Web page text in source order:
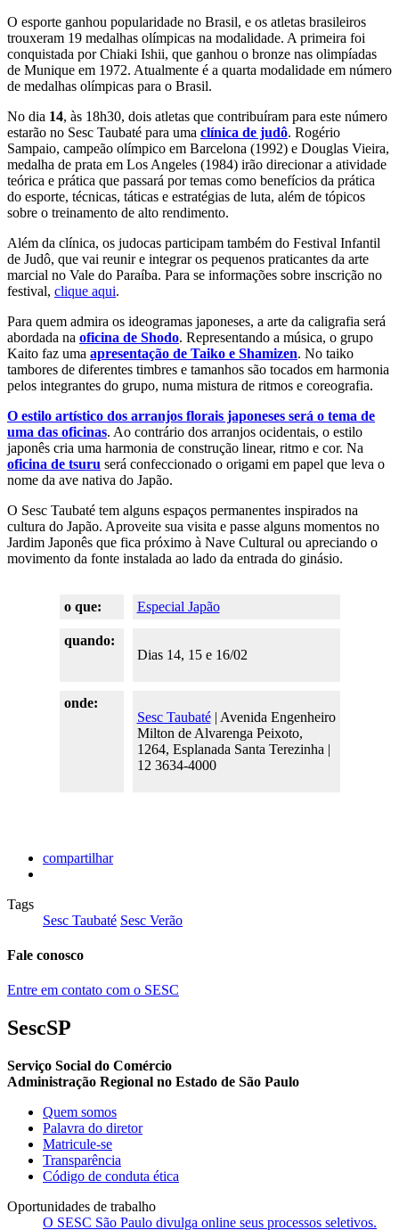
O esporte ganhou popularidade no Brasil, e os atletas brasileiros
trouxeram 19 medalhas olímpicas na modalidade. A primeira foi
conquistada por Chiaki Ishii, que ganhou o bronze nas olimpíadas
de Munique em 1972. Atualmente é a quarta modalidade em número
de medalhas olímpicas para o Brasil.
No dia 14, às 18h30, dois atletas que contribuíram para este número
estarão no Sesc Taubaté para uma clínica de judô. Rogério
Sampaio, campeão olímpico em Barcelona (1992) e Douglas Vieira,
medalha de prata em Los Angeles (1984) irão direcionar a atividade
teórica e prática que passará por temas como benefícios da prática
do esporte, técnicas, táticas e estratégias de luta, além de tópicos
sobre o treinamento de alto rendimento.
Além da clínica, os judocas participam também do Festival Infantil
de Judô, que vai reunir e integrar os pequenos praticantes da arte
marcial no Vale do Paraíba. Para se informações sobre inscrição no
festival, clique aqui.
Para quem admira os ideogramas japoneses, a arte da caligrafia será
abordada na oficina de Shodo. Representando a música, o grupo
Kaito faz uma apresentação de Taiko e Shamizen. No taiko
tambores de diferentes timbres e tamanhos são tocados em harmonia
pelos integrantes do grupo, numa mistura de ritmos e coreografia.
O estilo artístico dos arranjos florais japoneses será o tema de
uma das oficinas. Ao contrário dos arranjos ocidentais, o estilo
japonês cria uma harmonia de construção linear, ritmo e cor. Na
oficina de tsuru será confeccionado o origami em papel que leva o
nome da ave nativa do Japão.
O Sesc Taubaté tem alguns espaços permanentes inspirados na
cultura do Japão. Aproveite sua visita e passe alguns momentos no
Jardim Japonês que fica próximo à Nave Cultural ou apreciando o
movimento da fonte instalada ao lado da entrada do ginásio.
o que: Especial Japão
quando:
Dias 14, 15 e 16/02
onde:
Sesc Taubaté| Avenida Engenheiro
Milton de Alvarenga Peixoto,
1264, Esplanada Santa Terezinha |
12 3634-4000
compartilhar
Tags
Sesc Taubaté Sesc Verão
Fale conosco
Entre em contato com o SESC
SescSP
Serviço Social do Comércio
Administração Regional no Estado de São Paulo
Quem somos
Palavra do diretor
Matricule-se
Transparência
Código de conduta ética
Oportunidades de trabalho
O SESC São Paulo divulga online seus processos seletivos.